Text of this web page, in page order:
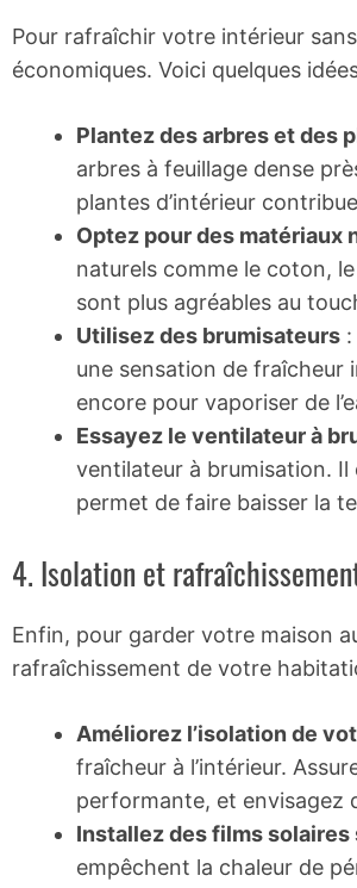
Pour rafraîchir votre intérieur
économiques. Voici quelques
Plantez des arbres et des
arbres à feuillage dense
plantes d’intérieur
Optez pour des matériaux
naturels comme le coton,
sont plus agréables au
Utilisez des brumisateurs
une sensation de fraîcheur
encore pour vaporiser de
Essayez le ventilateur à
ventilateur à brumisation.
permet de faire baisser la
4. Isolation et
Enfin, pour garder votre maison
rafraîchissement de votre
Améliorez l’isolation de
fraîcheur à l’intérieur.
performante, et envisagez
Installez des films
empêchent la chaleur de